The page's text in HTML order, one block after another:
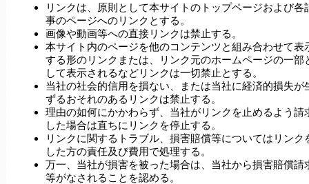
リンクは、原則として本サイトのトップページおよび各
事のページへのリンクとする。
画像や動画等への直接リンクは禁止する。
本サイト内のページを他のコンテンツと組み合わせて表
する形のリンクまたは、リンク元のホームページの一部
して表示されるなどリンクは一切禁止とする。
当社の社会的信用を損ない、または当社に経済的損失が
ずるおそれのあるリンクは禁止する。
理由の如何にかかわらず、当社がリンクを止めるよう請
した場合は直ちにリンクを停止する。
リンクに関するトラブル、損害賠償等についてはリンク
した方の責任及び費用で処理する。
万一、当社が損害を被った場合は、当社から損害賠償請
等がなされることを認める。